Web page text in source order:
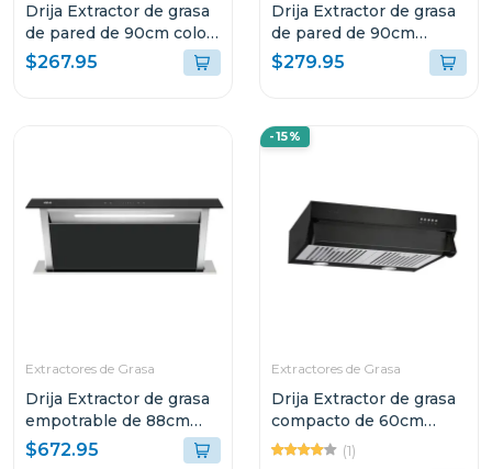
Drija Extractor de grasa
de pared de 90cm color
negro
$267.95
Drija Extractor de grasa
de pared de 90cm
diseño de vidrio negro
$279.95
Extractores de Grasa
Drija Extractor de grasa
empotrable de 88cm
color acero
$672.95
-15%
Extractores de Grasa
Drija Extractor de grasa
compacto de 60cm
color negro
(1)